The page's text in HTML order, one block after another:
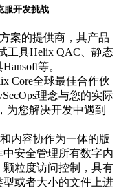
服开发挑战
案的提供商，其产品
工具Helix QAC、静态
等。
Core全球最佳合作伙
理念与您的实际
为您解决开发中遇到
内容协作为一体的版
安全管理所有数字内
粒度访问控制，具有
或者大小的文件上进